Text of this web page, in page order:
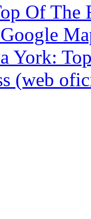
Of The
York:
(web